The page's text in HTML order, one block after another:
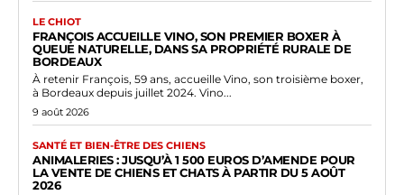
LE CHIOT
FRANÇOIS ACCUEILLE VINO, SON PREMIER BOXER À
QUEUE NATURELLE, DANS SA PROPRIÉTÉ RURALE DE
BORDEAUX
À retenir François, 59 ans, accueille Vino, son troisième boxer,
à Bordeaux depuis juillet 2024. Vino...
9 août 2026
SANTÉ ET BIEN-ÊTRE DES CHIENS
ANIMALERIES : JUSQU’À 1 500 EUROS D’AMENDE POUR
LA VENTE DE CHIENS ET CHATS À PARTIR DU 5 AOÛT
2026